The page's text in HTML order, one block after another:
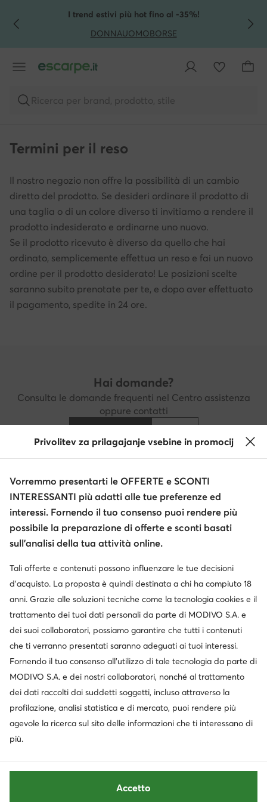
VAI AL CONTENUTO PRINCIPALE
VAI ALLA RICERCAI trend estivi più hot fino al -35%!
DONNAUOMOBORSE
Ricerca per brand, prodotto, stile
Termini per il reso
Il nostro negozio non offre la possibilità di un cambio
diretto del prodotto. Se desideri ordinare il prodotto di
una taglia o di un colore diverso ti invitiamo a rendere il
prodotto indesiderato e ordinarne uno nuovo.
Se il prodotto ricevuto è diverso da quello che hai
ordinato, semplicemente effettua un reso e fai un nuovo
ordine per il prodotto desiderato! Le posizioni scelte
saranno subito prenotate per te, e dopo aver effettuato
il pagamento, spedite in 24 ore.
Hai domande?
Consulta le domande frequenti nel Centro assistenza
oppure contatti
Scarica l'app
Servizio clienti
Chi siamo
Privolitev za prilagajanje vsebine in promocij
Vorremmo presentarti le OFFERTE e SCONTI
INTERESSANTI più adatti alle tue preferenze ed
interessi. Fornendo il tuo consenso puoi rendere più
possibile la preparazione di offerte e sconti basati
sull’analisi della tua attività online.
Tali offerte e contenuti possono influenzare le tue decisioni
d’acquisto. La proposta è quindi destinata a chi ha compiuto 18
anni. Grazie alle soluzioni tecniche come la tecnologia cookies e il
trattamento dei tuoi dati personali da parte di MODIVO S.A. e
dei suoi collaboratori, possiamo garantire che tutti i contenuti
che ti verranno presentati saranno adeguati ai tuoi interessi.
Fornendo il tuo consenso all’utilizzo di tale tecnologia da parte di
MODIVO S.A. e dei nostri collaboratori, nonché al trattamento
dei dati raccolti dai suddetti soggetti, incluso attraverso la
profilazione, analisi statistica e di mercato, puoi rendere più
agevole la ricerca sul sito delle informazioni che ti interessano di
più.
Accetto